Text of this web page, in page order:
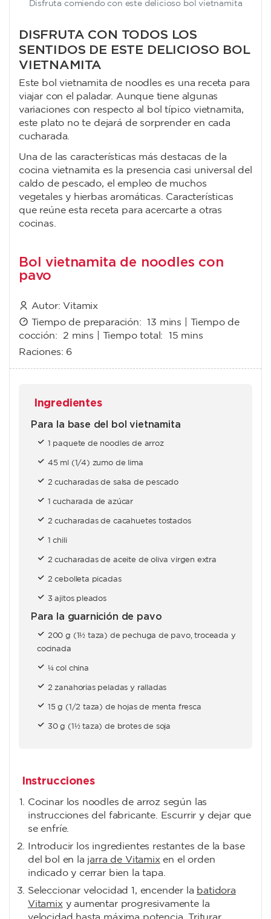
Disfruta comiendo con este delicioso bol vietnamita
DISFRUTA CON TODOS LOS
SENTIDOS DE ESTE DELICIOSO BOL
VIETNAMITA
Este bol vietnamita de noodles es una receta para
viajar con el paladar. Aunque tiene algunas
variaciones con respecto al bol típico vietnamita,
este plato no te dejará de sorprender en cada
cucharada.
Una de las características más destacas de la
cocina vietnamita es la presencia casi universal del
caldo de pescado, el empleo de muchos
vegetales y hierbas aromáticas. Características
que reúne esta receta para acercarte a otras
cocinas.
Bol vietnamita de noodles con
pavo
Autor: Vitamix
Tiempo de preparación:13 mins | Tiempo de
cocción: 2 mins | Tiempo total: 15 mins
Raciones: 6
Ingredientes
Para la base del bol vietnamita
1 paquete de noodles de arroz
45 ml (1/4) zumo de lima
2 cucharadas de salsa de pescado
1 cucharada de azúcar
2 cucharadas de cacahuetes tostados
1 chili
2 cucharadas de aceite de oliva virgen extra
2 cebolleta picadas
3 ajitos pleados
Para la guarnición de pavo
200 g (1½ taza) de pechuga de pavo, troceada y
cocinada
¼ col china
2 zanahorias peladas y ralladas
15 g (1/2 taza) de hojas de menta fresca
30 g (1½ taza) de brotes de soja
Instrucciones
Cocinar los noodles de arroz según las
instrucciones del fabricante. Escurrir y dejar que
se enfríe.
Introducir los ingredientes restantes de la base
del bol en la jarra de Vitamixen el orden
indicado y cerrar bien la tapa.
Seleccionar velocidad 1, encender la batidora
Vitamixy aumentar progresivamente la